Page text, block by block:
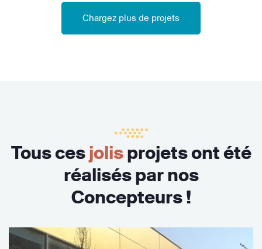
Chargez plus de projets
Tous cesjolisprojets ont été
réalisés par nos
Concepteurs !